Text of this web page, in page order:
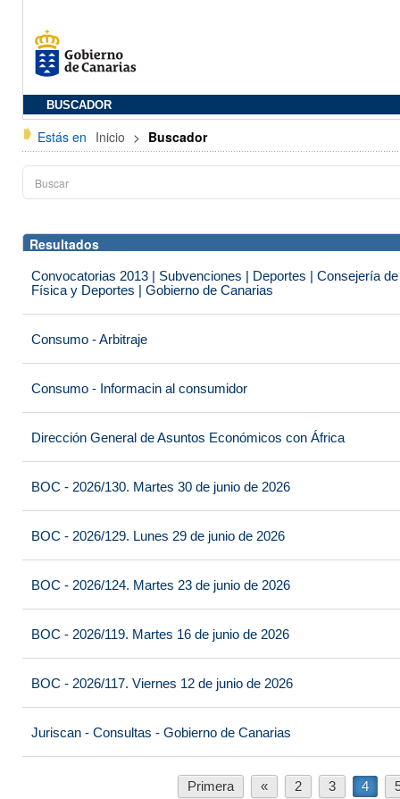
BUSCADOR
Estás en Inicio > Buscador
Resultados
Convocatorias 2013 | Subvenciones | Deportes | Consejería
Física y Deportes | Gobierno de Canarias
Consumo - Arbitraje
Consumo - Informacin al consumidor
Dirección General de Asuntos Económicos con África
BOC - 2026/130. Martes 30 de junio de 2026
BOC - 2026/129. Lunes 29 de junio de 2026
BOC - 2026/124. Martes 23 de junio de 2026
BOC - 2026/119. Martes 16 de junio de 2026
BOC - 2026/117. Viernes 12 de junio de 2026
Juriscan - Consultas - Gobierno de Canarias
Primera « 2 3 4